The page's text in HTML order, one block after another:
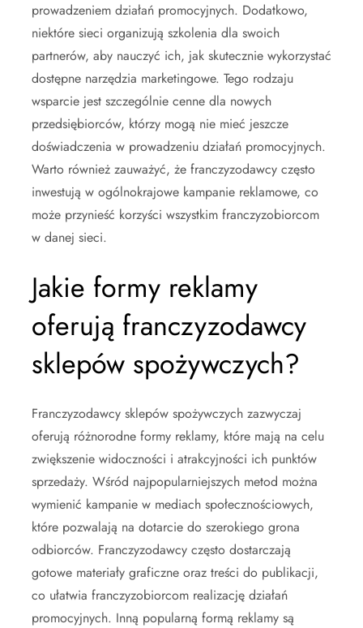
prowadzeniem działań promocyjnych. Dodatkowo,
niektóre sieci organizują szkolenia dla swoich
partnerów, aby nauczyć ich, jak skutecznie wykorzystać
dostępne narzędzia marketingowe. Tego rodzaju
wsparcie jest szczególnie cenne dla nowych
przedsiębiorców, którzy mogą nie mieć jeszcze
doświadczenia w prowadzeniu działań promocyjnych.
Warto również zauważyć, że franczyzodawcy często
inwestują w ogólnokrajowe kampanie reklamowe, co
może przynieść korzyści wszystkim franczyzobiorcom
w danej sieci.
Jakie formy reklamy
oferują franczyzodawcy
sklepów spożywczych?
Franczyzodawcy sklepów spożywczych zazwyczaj
oferują różnorodne formy reklamy, które mają na celu
zwiększenie widoczności i atrakcyjności ich punktów
sprzedaży. Wśród najpopularniejszych metod można
wymienić kampanie w mediach społecznościowych,
które pozwalają na dotarcie do szerokiego grona
odbiorców. Franczyzodawcy często dostarczają
gotowe materiały graficzne oraz treści do publikacji,
co ułatwia franczyzobiorcom realizację działań
promocyjnych. Inną popularną formą reklamy są